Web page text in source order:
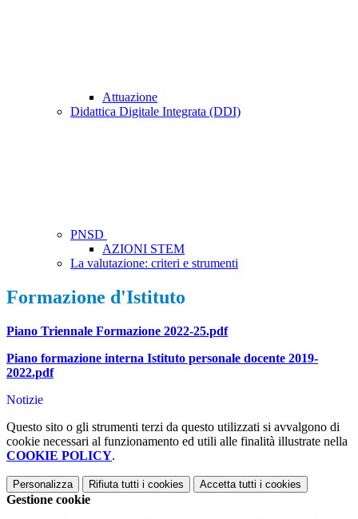
Attuazione
Didattica Digitale Integrata (DDI)
PNSD
AZIONI STEM
La valutazione: criteri e strumenti
Formazione d'Istituto
Piano Triennale Formazione 2022-25.pdf
Piano formazione interna Istituto personale docente 2019-
2022.pdf
Notizie
Questo sito o gli strumenti terzi da questo utilizzati si avvalgono di
cookie necessari al funzionamento ed utili alle finalità illustrate nella
COOKIE POLICY.
Personalizza Rifiuta tutti i cookies Accetta tutti i cookies
Gestione cookie